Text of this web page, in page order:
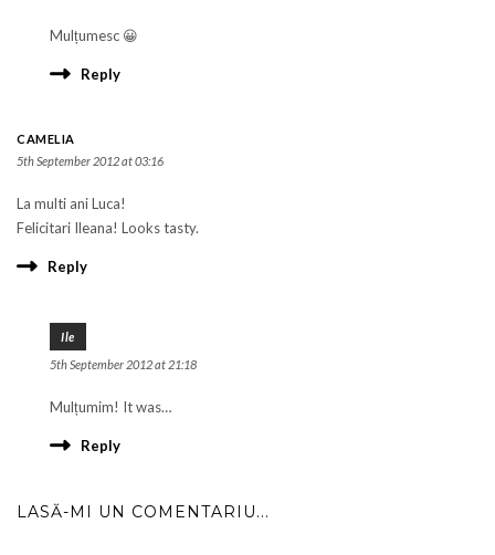
Mulțumesc 😀
Reply
CAMELIA
5th September 2012 at 03:16
La multi ani Luca!
Felicitari Ileana! Looks tasty.
Reply
Ile
5th September 2012 at 21:18
Mulțumim! It was…
Reply
LASĂ-MI UN COMENTARIU...